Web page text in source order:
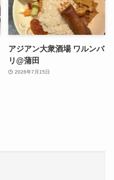
アジアン大衆酒場 ワルンバ
リ@蒲田
2026年7月15日